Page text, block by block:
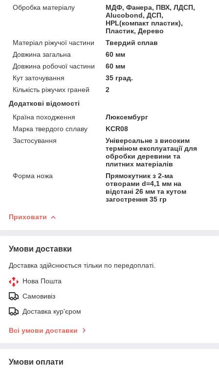
Обробка матеріалу
МДФ, Фанера, ПВХ, ЛДСП,
Alucobond, ДСП,
HPL(компакт пластик),
Пластик, Дерево
Матеріал ріжучої частини
Твердий сплав
Довжина загальна
60 мм
Довжина робочої частини
60 мм
Кут заточування
35 град.
Кількість ріжучих граней
2
Додаткові відомості
Країна походження
Люксембург
Марка твердого сплаву
KCR08
Застосування
Універсальне з високим
терміном експлуатації для
обробки деревини та
плитних матеріалів
Форма ножа
Прямокутник з 2-ма
отворами d=4,1 мм на
відстані 26 мм та кутом
загострення 35 гр
Приховати
Умови доставки
Доставка здійснюється тільки по передоплаті.
Нова Пошта
Самовивіз
Доставка кур'єром
Всі умови доставки
Умови оплати